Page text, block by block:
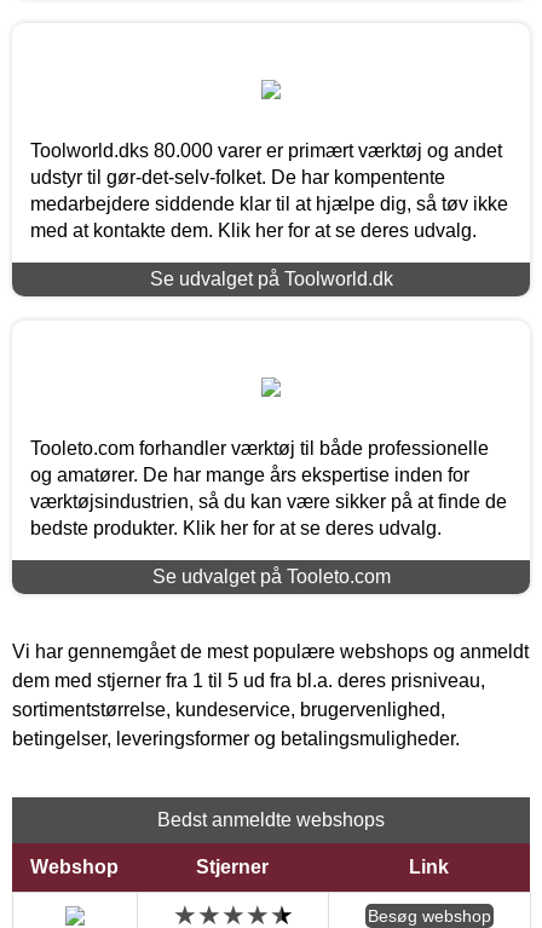
Toolworld.dks 80.000 varer er primært værktøj og andet
udstyr til gør-det-selv-folket. De har kompentente
medarbejdere siddende klar til at hjælpe dig, så tøv ikke
med at kontakte dem. Klik her for at se deres udvalg.
Se udvalget på Toolworld.dk
Tooleto.com forhandler værktøj til både professionelle
og amatører. De har mange års ekspertise inden for
værktøjsindustrien, så du kan være sikker på at finde de
bedste produkter. Klik her for at se deres udvalg.
Se udvalget på Tooleto.com
Vi har gennemgået de mest populære webshops og anmeldt
dem med stjerner fra 1 til 5 ud fra bl.a. deres prisniveau,
sortimentstørrelse, kundeservice, brugervenlighed,
betingelser, leveringsformer og betalingsmuligheder.
Bedst anmeldte webshops
Webshop Stjerner Link
Besøg webshop